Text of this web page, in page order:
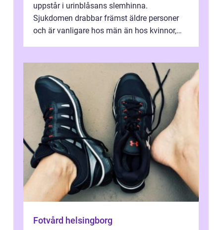
uppstår i urinblåsans slemhinna.
Sjukdomen drabbar främst äldre personer
och är vanligare hos män än hos kvinnor,
Fotvård helsingborg